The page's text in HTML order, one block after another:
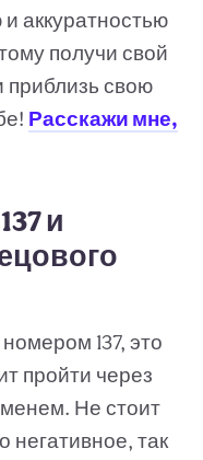
аккуратностью
получи свой
приблизь свою
Расскажи мне,
и
137, это
пройти через
Не стоит
негативное, так